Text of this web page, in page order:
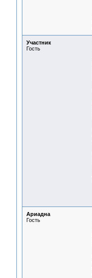
Участник
Гость
Ариадна
Гость